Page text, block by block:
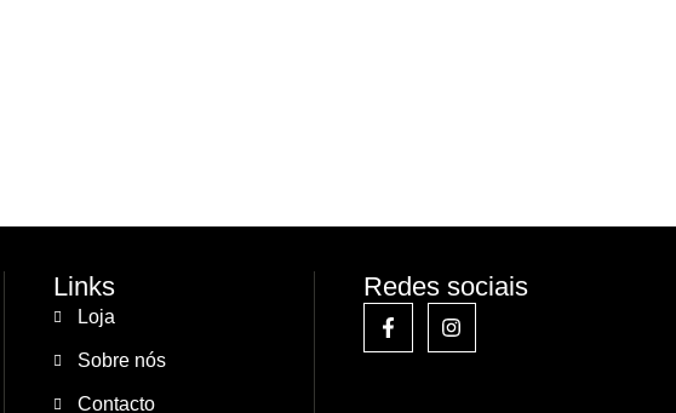
Links
Loja
Sobre nós
Contacto
Redes sociais